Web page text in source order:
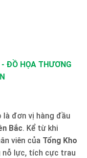
- ĐỒ HỌA THƯƠNG
là đơn vị hàng đầu
Bắc. Kể từ khi
viên của Tổng Kho
nỗ lực, tích cực trau